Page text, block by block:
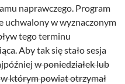
naprawczego. Program
uchwalony w wyznaczonym
tego terminu
Aby tak się stało sesja
w poniedziałek lub
którym powiat otrzymał